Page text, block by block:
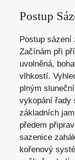
Postup
Postup sázení
Začínám při
uvolněná,
vlhkostí.
plným
vykopání řady
základních
předem
sazenice
kořenový